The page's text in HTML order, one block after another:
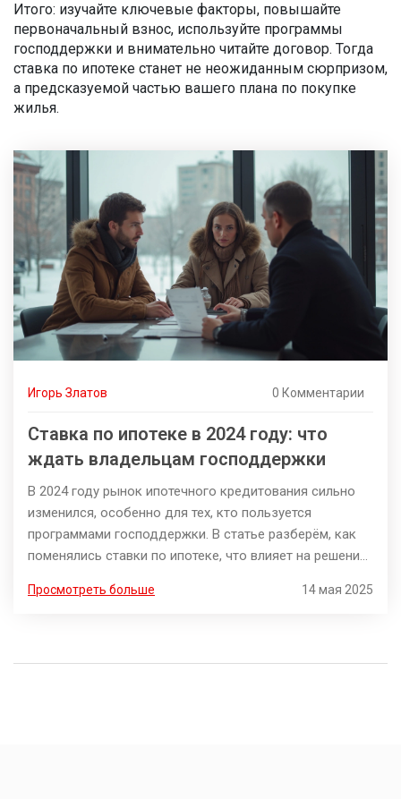
Итого: изучайте ключевые факторы, повышайте
первоначальный взнос, используйте программы
господдержки и внимательно читайте договор. Тогда
ставка по ипотеке станет не неожиданным сюрпризом,
а предсказуемой частью вашего плана по покупке
жилья.
Игорь Златов 0 Комментарии
Ставка по ипотеке в 2024 году: что
ждать владельцам господдержки
В 2024 году рынок ипотечного кредитования сильно
изменился, особенно для тех, кто пользуется
программами господдержки. В статье разберём, как
поменялись ставки по ипотеке, что влияет на решения
доступными. Читатель узнает, стоит ли ждать
впросак с рефинансированием и что учесть при
Просмотреть больше 14 мая 2025